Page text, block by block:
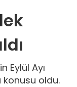
Eylül Ayı
konusu oldu.